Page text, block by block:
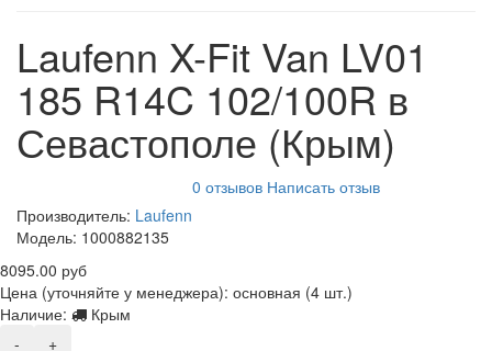
Laufenn X-Fit Van LV01
185 R14C 102/100R в
Севастополе (Крым)
0 отзывов Написать отзыв
Производитель: Laufenn
Модель: 1000882135
8095.00 руб
Цена (уточняйте у менеджера): основная (4 шт.)
Наличие:
Крым
-
+